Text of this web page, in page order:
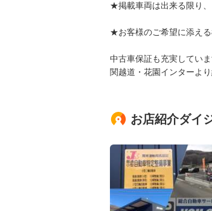
★掲載車両は出来る限り、
★お客様のご希望に添え
中古車保証も充実してい
関越道・花園インターより
お店紹介ダイ